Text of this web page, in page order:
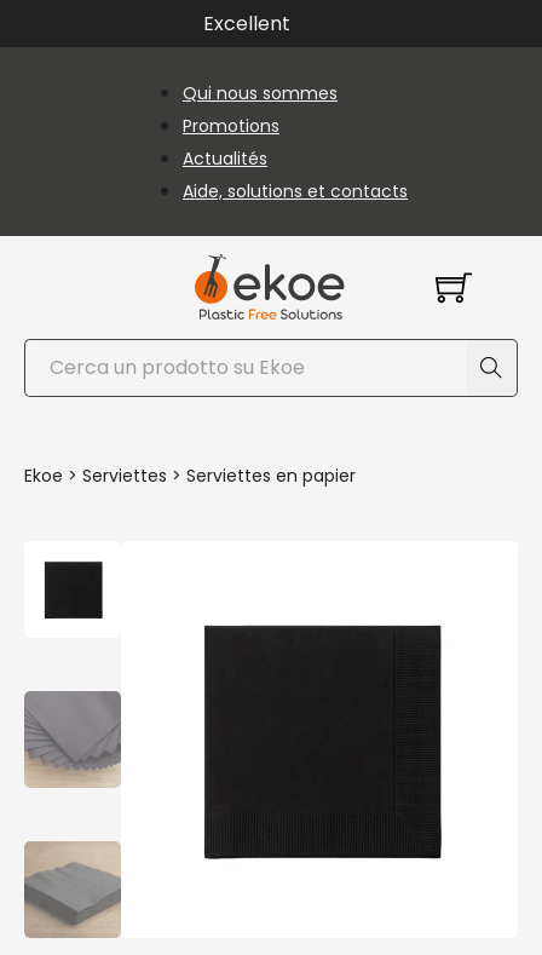
Passer au contenu principal
Passer au pied de page
Excellent
Qui nous sommes
Promotions
Actualités
Aide, solutions et contacts
Rechercher
Ekoe > Serviettes > Serviettes en papier